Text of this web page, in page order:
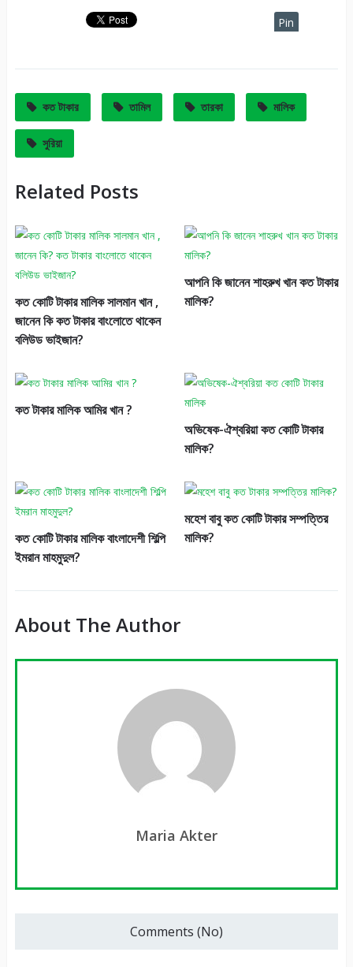
Pin
কত টাকার তামিল তারকা মালিক
সুরিয়া
Related Posts
কত কোটি টাকার মালিক সালমান খান ,
জানেন কি কত টাকার বাংলোতে থাকেন
বলিউড ভাইজান?
আপনি কি জানেন শাহরুখ খান কত টাকার
মালিক?
কত টাকার মালিক আমির খান ?
অভিষেক-ঐশ্বরিয়া কত কোটি টাকার
মালিক?
কত কোটি টাকার মালিক বাংলাদেশী শিল্পি
ইমরান মাহমুদুল?
মহেশ বাবু কত কোটি টাকার সম্পত্তির
মালিক?
About The Author
Maria Akter
Comments (No)